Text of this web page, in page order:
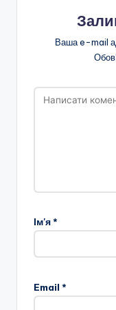
Ваша e-mail
Ім'я*
Email *